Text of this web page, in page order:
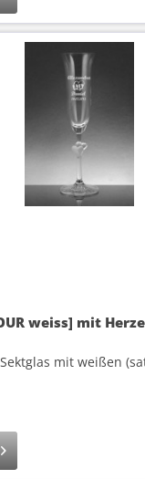
weiss] mit
mit weißen